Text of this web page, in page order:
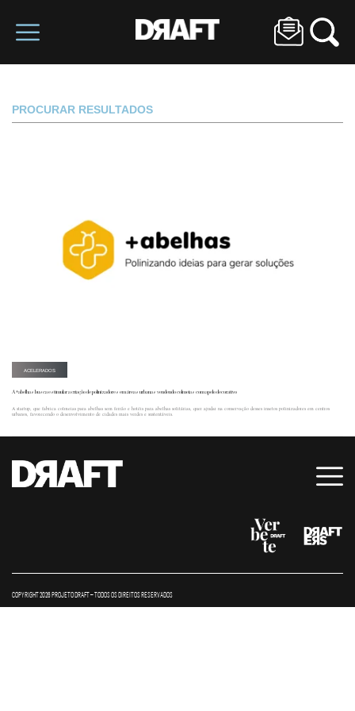
PROCURAR RESULTADOS
ACELERADOS
A +abelhas busca estimular a criação de polinizadores em áreas urbanas vendendo colmeias com apelo decorativo
A startup, que fabrica colmeias para abelhas sem ferrão e hotéis para abelhas solitárias, quer ajudar na conservação desses insetos polinizadores em centros
urbanos, favorecendo o desenvolvimento de cidades mais verdes e sustentáveis.
COPYRIGHT 2026 PROJETO DRAFT – TODOS OS DIREITOS RESERVADOS